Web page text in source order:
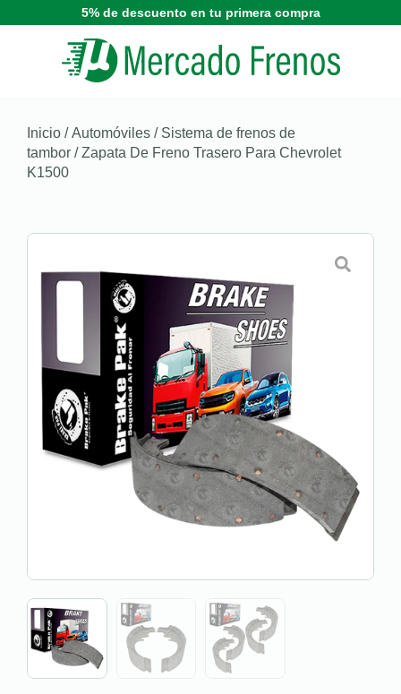
5% de descuento en tu primera compra
Inicio /Automóviles / Sistema de frenos de
tambor / Zapata De Freno Trasero Para Chevrolet
K1500